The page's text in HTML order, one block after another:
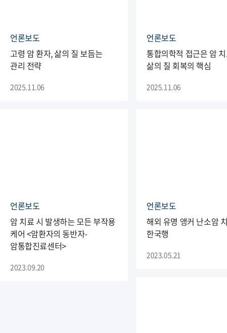
언론보도
고령 암 환자, 삶의 질 보듬는
관리 전략
2025.11.06
언론보도
통합의학적 접근은 암
삶의 질 회복의 핵심
2025.11.06
언론보도
암 치료 시 발생하는 모든 부작용
케어 <암환자의 동반자-
암통합진료센터>
2023.09.20
언론보도
해외 유명 앵커 난소암
한국행
2023.05.21